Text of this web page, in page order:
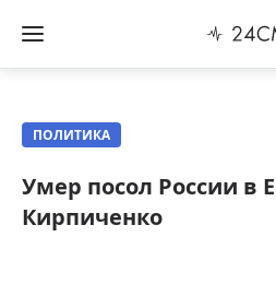
ПОЛИТИКА
Умер посол России в
Кирпиченко